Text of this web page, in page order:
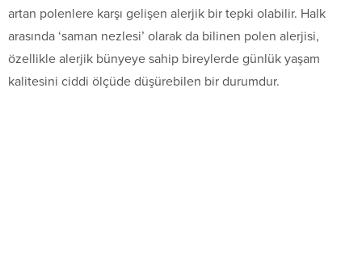
artan polenlere karşı gelişen alerjik bir tepki olabilir. Halk
arasında ‘saman nezlesi’ olarak da bilinen polen alerjisi,
özellikle alerjik bünyeye sahip bireylerde günlük yaşam
kalitesini ciddi ölçüde düşürebilen bir durumdur.